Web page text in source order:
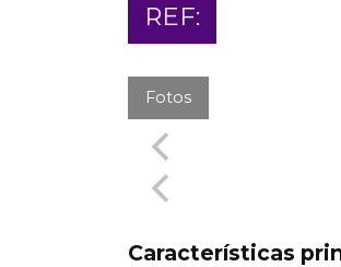
REF:
Fotos
Características